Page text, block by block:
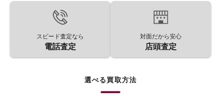
スピード査定なら
電話査定
対面だから安心
店頭査定
選べる買取方法